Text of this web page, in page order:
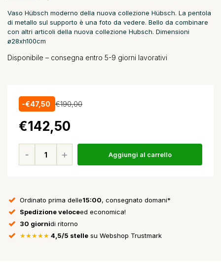
Vaso Hübsch moderno della nuova collezione Hübsch. La pentola
di metallo sul supporto è una foto da vedere. Bello da combinare
con altri articoli della nuova collezione Hubsch. Dimensioni
ø28xh100cm
Disponibile – consegna entro 5-9 giorni lavorativi
-€47,50 €190,00
€142,50
Aggiungi al carrello
Ordinato prima delle15:00, consegnato domani*
Spedizione veloceed economica!
30 giornidi ritorno
★★★★★ 4,5/5 stelle su Webshop Trustmark